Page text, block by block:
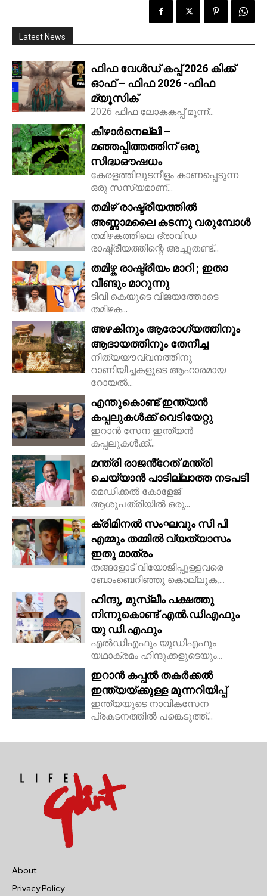
Latest News
ഫിഫ വേൾഡ് കപ്പ് 2026 കിക്ക്‌
ഓഫ് – ഫിഫ 2026 -ഫിഫ
മ്യൂസിക്
2026 ഫിഫ ലോകകപ്പ് മൂന്ന്...
കീഴാർനെല്ലി –
മഞ്ഞപ്പിത്തത്തിന് ഒരു
സിദ്ധഔഷധം
കേരളത്തിലുടനീളം കാണപ്പെടുന്ന
ഒരു സസ്യമാണ്...
തമിഴ് രാഷ്ട്രീയത്തിൽ
അണ്ണാമലൈ കടന്നു വരുമ്പോൾ
തമിഴകത്തിലെ ദ്രാവിഡ
രാഷ്ട്രീയത്തിന്റെ അച്ചുതണ്ട്...
തമിഴ്ക രാഷ്ട്രീയം മാറി ; ഇതാ
വീണ്ടും മാറുന്നു
ടിവി കെയുടെ വിജയത്തോടെ
തമിഴക...
അഴകിനും ആരോഗ്യത്തിനും
ആദായത്തിനും തേനീച്ച
നിത്യയൗവ്വനത്തിനു
റാണിയീച്ചകളുടെ ആഹാരമായ
റോയല്‍...
എന്തുകൊണ്ട് ഇന്ത്യൻ
കപ്പലുകൾക്ക് വെടിയേറ്റു
ഇറാൻ സേന ഇന്ത്യൻ
കപ്പലുകൾക്ക്...
മന്ത്രി രാജൻ്റേത് മന്ത്രി
ചെയ്യാൻ പാടില്ലാത്ത നടപടി
മെഡിക്കൽ കോളേജ്
ആശുപത്രിയിൽ ഒരു...
ക്രിമിനൽ സംഘവും സി പി
എമ്മും തമ്മിൽ വ്യത്യാസം
ഇതു മാത്രം
തങ്ങളോട് വിയോജിപ്പുള്ളവരെ
ബോംബെറിഞ്ഞു കൊല്ലുക,...
ഹിന്ദു, മുസ്ലീം പക്ഷത്തു
നിന്നുകൊണ്ട് എൽ.ഡിഎഫും
യു ഡി.എഫും
എൽഡിഎഫും യുഡിഎഫും
യഥാക്രമം ഹിന്ദുക്കളുടെയും...
ഇറാൻ കപ്പൽ തകർക്കൽ
ഇന്ത്യയ്ക്കുള്ള മുന്നറിയിപ്പ്
ഇന്ത്യയുടെ നാവികസേന
പ്രകടനത്തിൽ പങ്കെടുത്ത്...
About
Privacy Policy